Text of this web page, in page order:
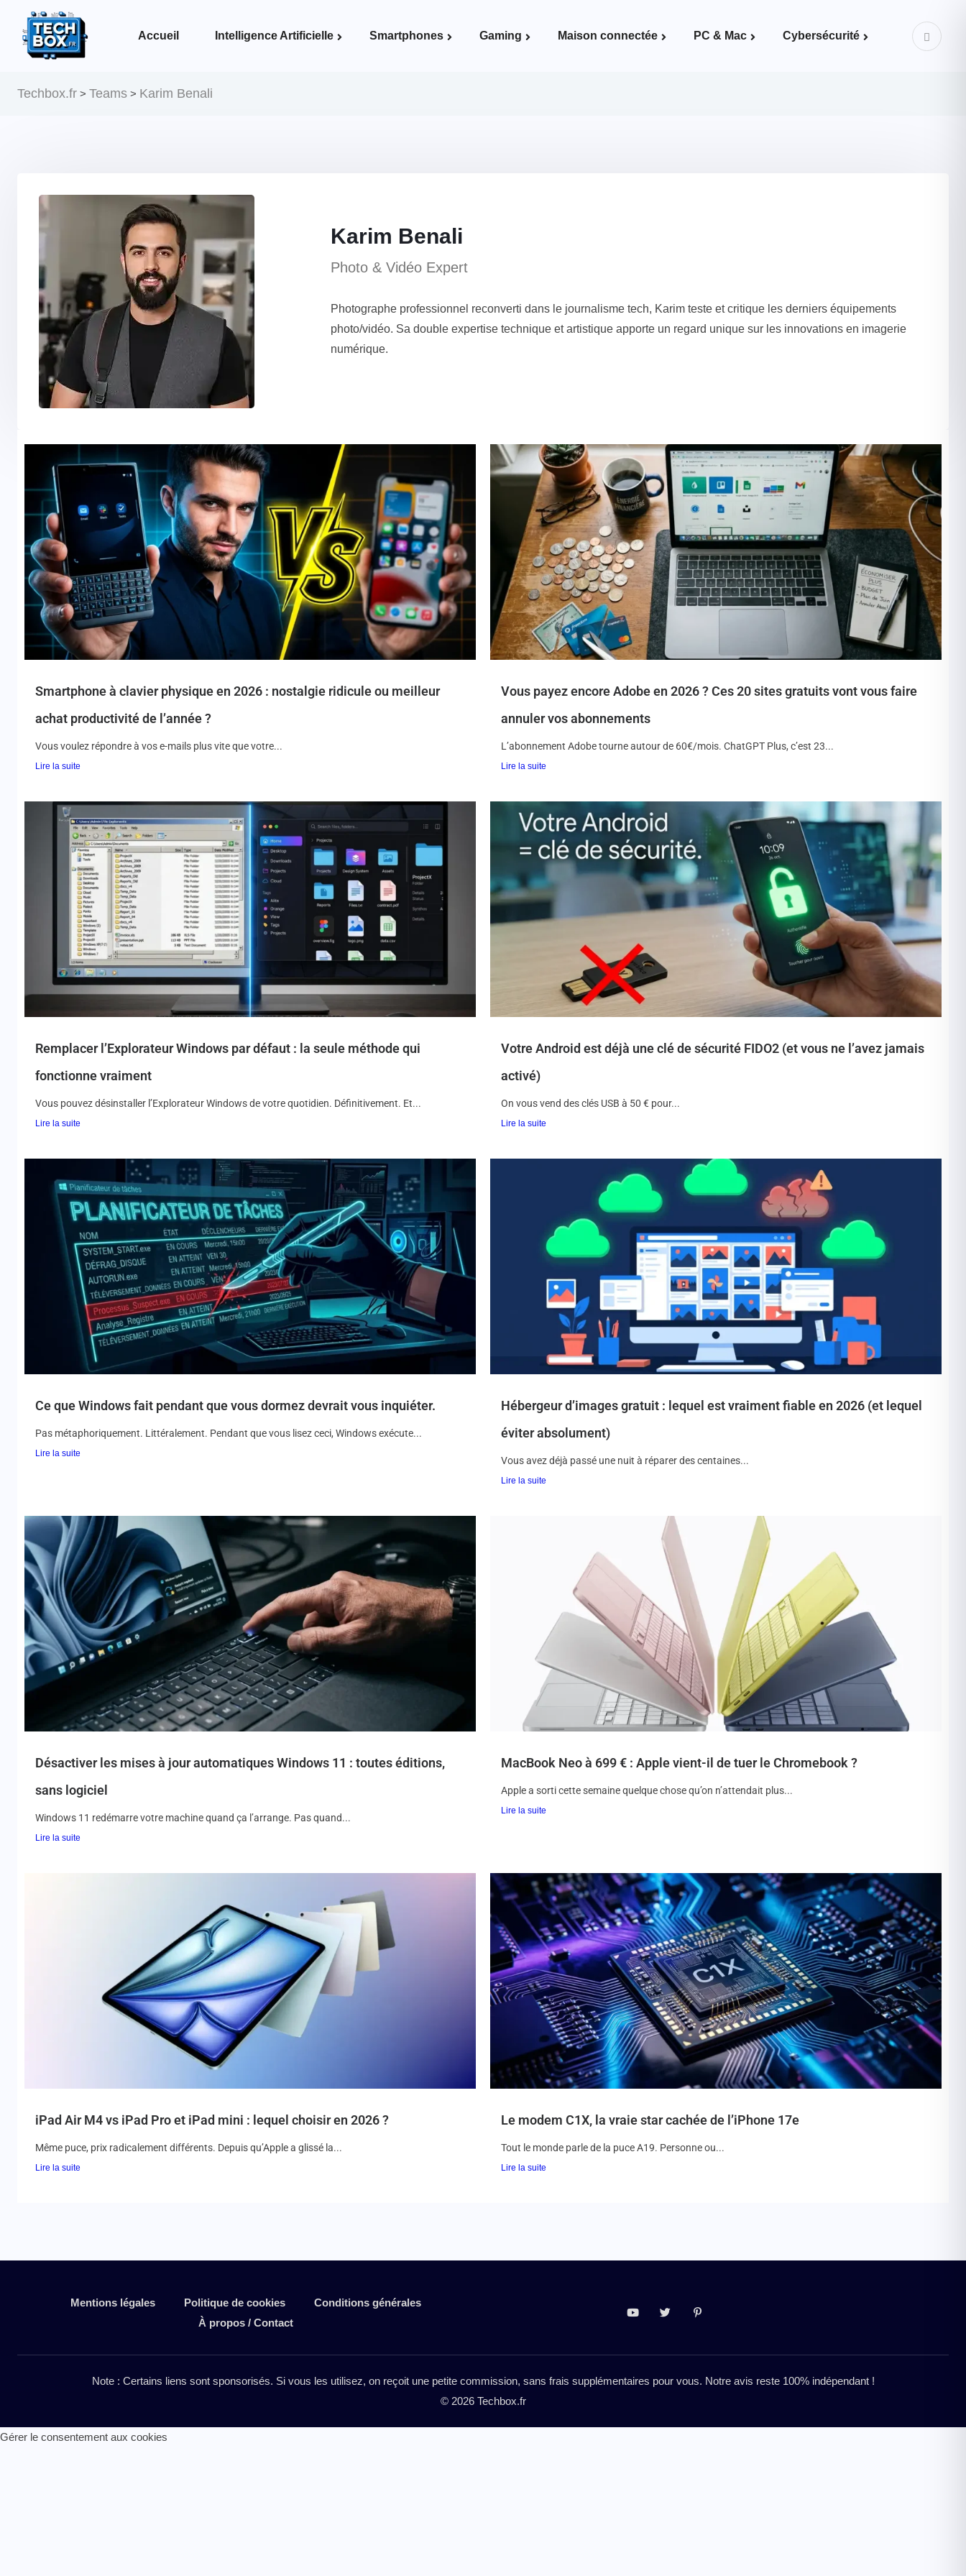
Accueil Intelligence Artificielle Smartphones Gaming Maison connectée PC & Mac Cybersécurité
Techbox.fr > Teams > Karim Benali
Karim Benali
Photo & Vidéo Expert
Photographe professionnel reconverti dans le journalisme tech, Karim teste et critique les derniers équipements
photo/vidéo. Sa double expertise technique et artistique apporte un regard unique sur les innovations en imagerie
numérique.
Smartphone à clavier physique en 2026 : nostalgie ridicule ou meilleur
achat productivité de l’année ?
Vous voulez répondre à vos e-mails plus vite que votre...
Lire la suite
Vous payez encore Adobe en 2026 ? Ces 20 sites gratuits vont vous faire
annuler vos abonnements
L’abonnement Adobe tourne autour de 60€/mois. ChatGPT Plus, c’est 23...
Lire la suite
Remplacer l’Explorateur Windows par défaut : la seule méthode qui
fonctionne vraiment
Vous pouvez désinstaller l’Explorateur Windows de votre quotidien. Définitivement. Et...
Lire la suite
Votre Android est déjà une clé de sécurité FIDO2 (et vous ne l’avez jamais
activé)
On vous vend des clés USB à 50 € pour...
Lire la suite
Ce que Windows fait pendant que vous dormez devrait vous inquiéter.
Pas métaphoriquement. Littéralement. Pendant que vous lisez ceci, Windows exécute...
Lire la suite
Hébergeur d’images gratuit : lequel est vraiment fiable en 2026 (et lequel
éviter absolument)
Vous avez déjà passé une nuit à réparer des centaines...
Lire la suite
Désactiver les mises à jour automatiques Windows 11 : toutes éditions,
sans logiciel
Windows 11 redémarre votre machine quand ça l’arrange. Pas quand...
Lire la suite
MacBook Neo à 699 € : Apple vient-il de tuer le Chromebook ?
Apple a sorti cette semaine quelque chose qu’on n’attendait plus...
Lire la suite
iPad Air M4 vs iPad Pro et iPad mini : lequel choisir en 2026 ?
Même puce, prix radicalement différents. Depuis qu’Apple a glissé la...
Lire la suite
Le modem C1X, la vraie star cachée de l’iPhone 17e
Tout le monde parle de la puce A19. Personne ou...
Lire la suite
Mentions légales Politique de cookies
Conditions générales
À propos / Contact
Note : Certains liens sont sponsorisés. Si vous les utilisez, on reçoit une petite commission, sans frais supplémentaires pour vous. Notre avis reste 100% indépendant !
© 2026 Techbox.fr
Gérer le consentement aux cookies